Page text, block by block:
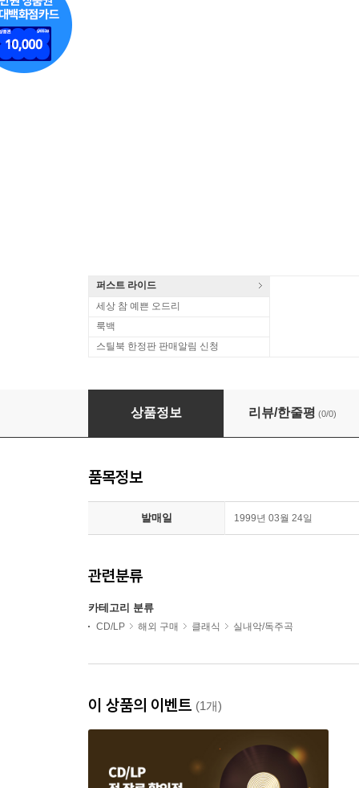
퍼스트 라이드
세상 참 예쁜 오드리
룩백
스틸북 한정판 판매알림 신청
호로비츠 - 1945-1950년 뉴욕 카네기홀 연주
상품정보 리뷰/한줄평 (0/0)
품목정보
발매일 1999년 03월 24일
관련분류
카테고리 분류
CD/LP 해외 구매 클래식 실내악/독주곡
이 상품의 이벤트 (1개)